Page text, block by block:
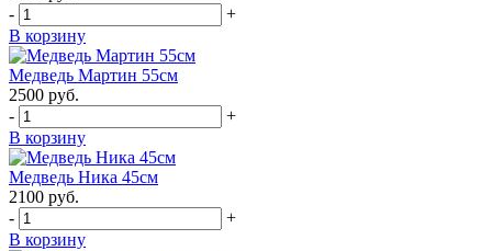
-
+
В корзину
Медведь Мартин 55см
2500 руб.
-
+
В корзину
Медведь Ника 45см
2100 руб.
-
+
В корзину